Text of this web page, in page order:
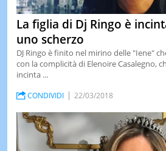
La figlia di Dj Ringo è
uno scherzo
DJ Ringo è finito nel mirino delle "Iene"
con la complicità di Elenoire Casalegno,
incinta ...
CONDIVIDI 22/03/2018